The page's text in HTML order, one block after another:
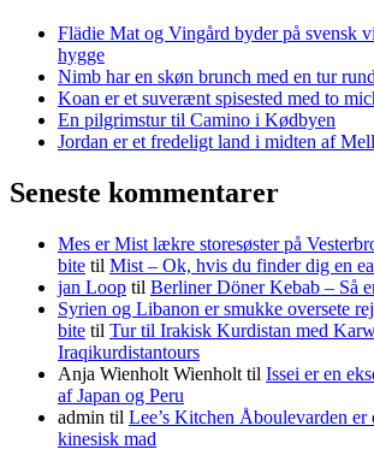
Flädie Mat og Vingård byder på svensk
hygge
Nimb har en skøn brunch med en tur
Koan er et suverænt spisested med to
En pilgrimstur til Camino i Kødbyen
Jordan er et fredeligt land i midten af
Seneste kommentarer
Mes er Mist lækre storesøster på
bite til Mist – Ok, hvis du finder dig en
jan Loop til Berliner Döner Kebab – Så
Syrien og Libanon er smukke oversete
bite til Tur til Irakisk Kurdistan med
Iraqikurdistantours
Anja Wienholt Wienholt til Issei er en
af Japan og Peru
admin til Lee’s Kitchen Åboulevarden
kinesisk mad